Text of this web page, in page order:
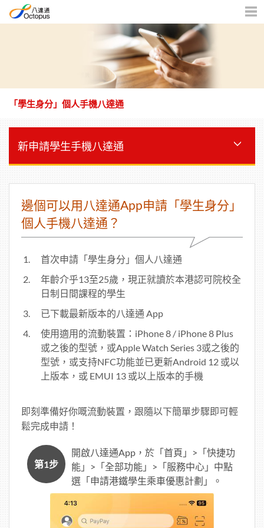
「學生身分」個人手機八達通
新申請學生手機八達通
邊個可以用八達通App申請「學生身分」
個人手機八達通？
首次申請「學生身分」個人八達通
年齡介乎13至25歲，現正就讀於本港認可院校全
日制日間課程的學生
已下載最新版本的八達通 App
使用適用的流動裝置：iPhone 8 / iPhone 8 Plus
或之後的型號，或Apple Watch Series 3或之後的
型號，或支持NFC功能並已更新Android 12 或以
上版本，或 EMUI 13 或以上版本的手機
即刻準備好你嘅流動裝置，跟隨以下簡單步驟即可輕
鬆完成申請！
第1步
開啟八達通App，於「首頁」>「快捷功
能」>「全部功能」>「服務中心」中點
選「申請港鐵學生乘車優惠計劃」。